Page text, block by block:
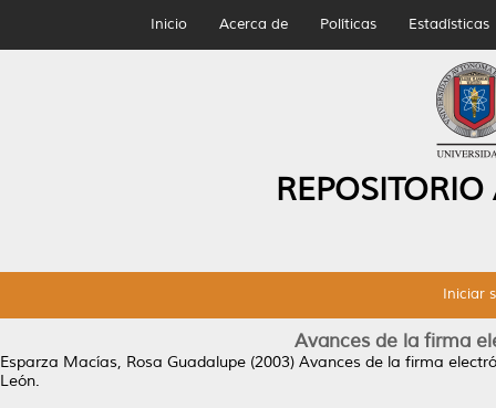
Inicio Acerca de Políticas Estadísticas
Iniciar
Avances de la firma
Esparza Macías, Rosa Guadalupe (2003) Avances de la firma
León.